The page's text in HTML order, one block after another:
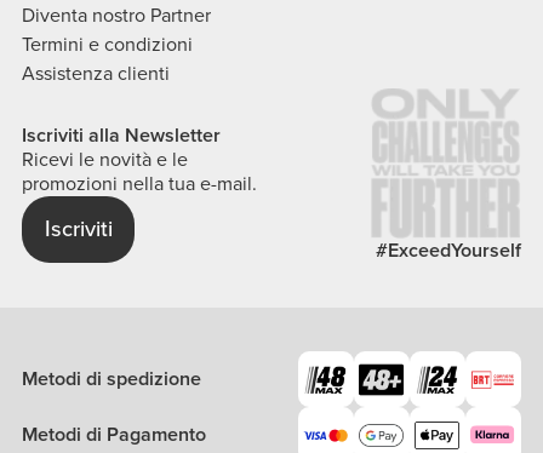
Diventa nostro Partner
Termini e condizioni
Assistenza clienti
Iscriviti alla Newsletter
Ricevi le novità e le
promozioni nella tua e-mail.
Iscriviti
#ExceedYourself
Metodi di spedizione
Metodi di Pagamento